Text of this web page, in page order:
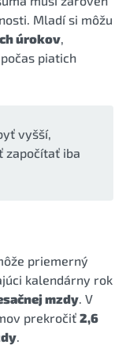
Mladí si môžu
úrokov,
piatich
vyšší,
započítať iba
priemerný
kalendárny rok
mzdy. V
prekročiť 2,6
.